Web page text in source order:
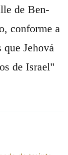
de Ben-
conforme a
que Jehová
de Israel"